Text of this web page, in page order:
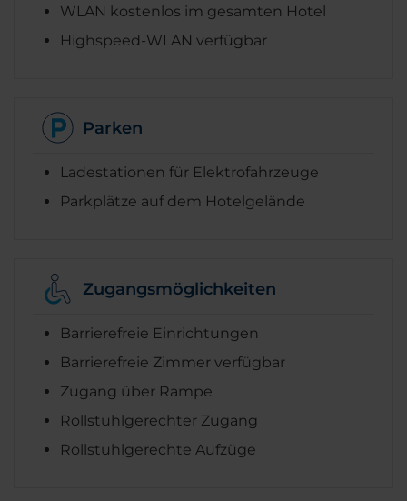
WLAN kostenlos im gesamten Hotel
Highspeed-WLAN verfügbar
Parken
Ladestationen für Elektrofahrzeuge
Parkplätze auf dem Hotelgelände
Zugangsmöglichkeiten
Barrierefreie Einrichtungen
Barrierefreie Zimmer verfügbar
Zugang über Rampe
Rollstuhlgerechter Zugang
Rollstuhlgerechte Aufzüge